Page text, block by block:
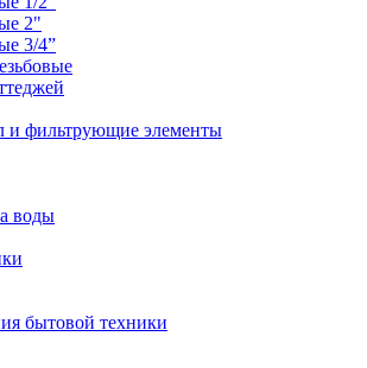
2"
3/4”
и фильтрующие элементы
воды
бытовой техники